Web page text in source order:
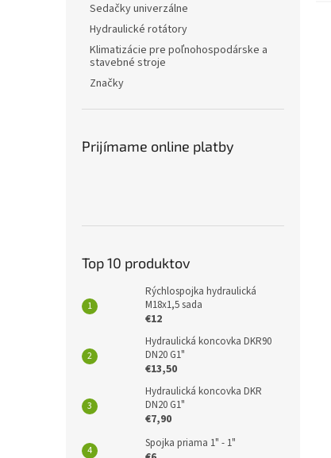
Sedačky univerzálne
Hydraulické rotátory
Klimatizácie pre poľnohospodárske a
stavebné stroje
Značky
Prijímame online platby
Top 10 produktov
Rýchlospojka hydraulická
M18x1,5 sada
€12
Hydraulická koncovka DKR90
DN20 G1"
€13,50
Hydraulická koncovka DKR
DN20 G1"
€7,90
Spojka priama 1" - 1"